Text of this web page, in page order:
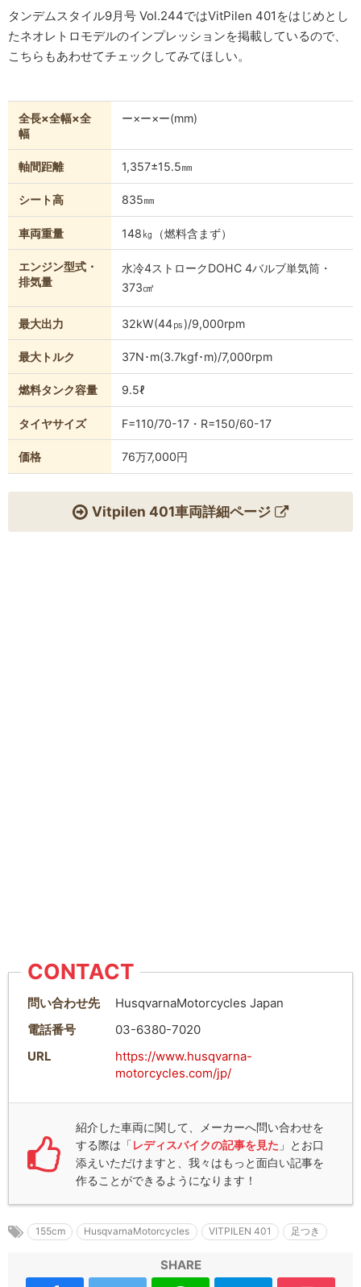
タンデムスタイル9月号 Vol.244ではVitPilen 401をはじめとし
たネオレトロモデルのインプレッションを掲載しているので、
こちらもあわせてチェックしてみてほしい。
全長×全幅×全
幅
ー×ー×ー(mm)
軸間距離 1,357±15.5㎜
シート高 835㎜
車両重量 148㎏（燃料含まず）
エンジン型式・
排気量
水冷4ストロークDOHC 4バルブ単気筒・
373㎤
最大出力 32kW(44㎰)/9,000rpm
最大トルク 37N･m(3.7kgf･m)/7,000rpm
燃料タンク容量 9.5ℓ
タイヤサイズ F=110/70-17・R=150/60-17
価格 76万7,000円
Vitpilen 401車両詳細ページ
CONTACT
問い合わせ先
HusqvarnaMotorcycles Japan
電話番号
03-6380-7020
URL
https://www.husqvarna-
motorcycles.com/jp/
紹介した車両に関して、メーカーへ問い合わせを
する際は「レディスバイクの記事を見た 」とお口
添えいただけますと、我々はもっと面白い記事を
作ることができるようになります！
155cm HusqvarnaMotorcycles VITPILEN 401 足つき
SHARE